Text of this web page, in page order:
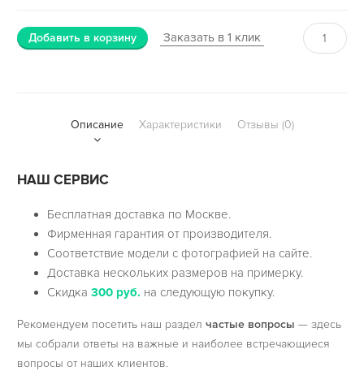
Добавить в корзину Заказать в 1 клик
Описание Характеристики Отзывы (0)
НАШ СЕРВИС
Бесплатная доставка по Москве.
Фирменная гарантия от производителя.
Соответствие модели с фотографией на сайте.
Доставка нескольких размеров на примерку.
Скидка300 руб. на следующую покупку.
Рекомендуем посетить наш раздел частые вопросы — здесь
мы собрали ответы на важные и наиболее встречающиеся
вопросы от наших клиентов.